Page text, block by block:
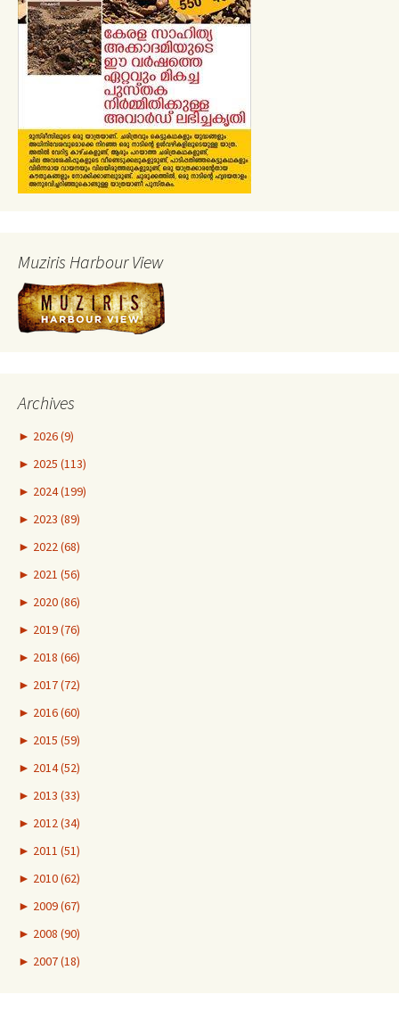
Muziris Harbour View
Archives
► 2026 (9)
► 2025 (113)
► 2024 (199)
► 2023 (89)
► 2022 (68)
► 2021 (56)
► 2020 (86)
► 2019 (76)
► 2018 (66)
► 2017 (72)
► 2016 (60)
► 2015 (59)
► 2014 (52)
► 2013 (33)
► 2012 (34)
► 2011 (51)
► 2010 (62)
► 2009 (67)
► 2008 (90)
► 2007 (18)